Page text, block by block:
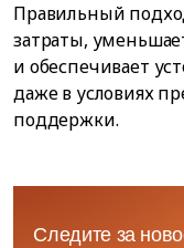
Правильный
затраты,
и обеспечивает
даже в условиях
поддержки.
Следите за